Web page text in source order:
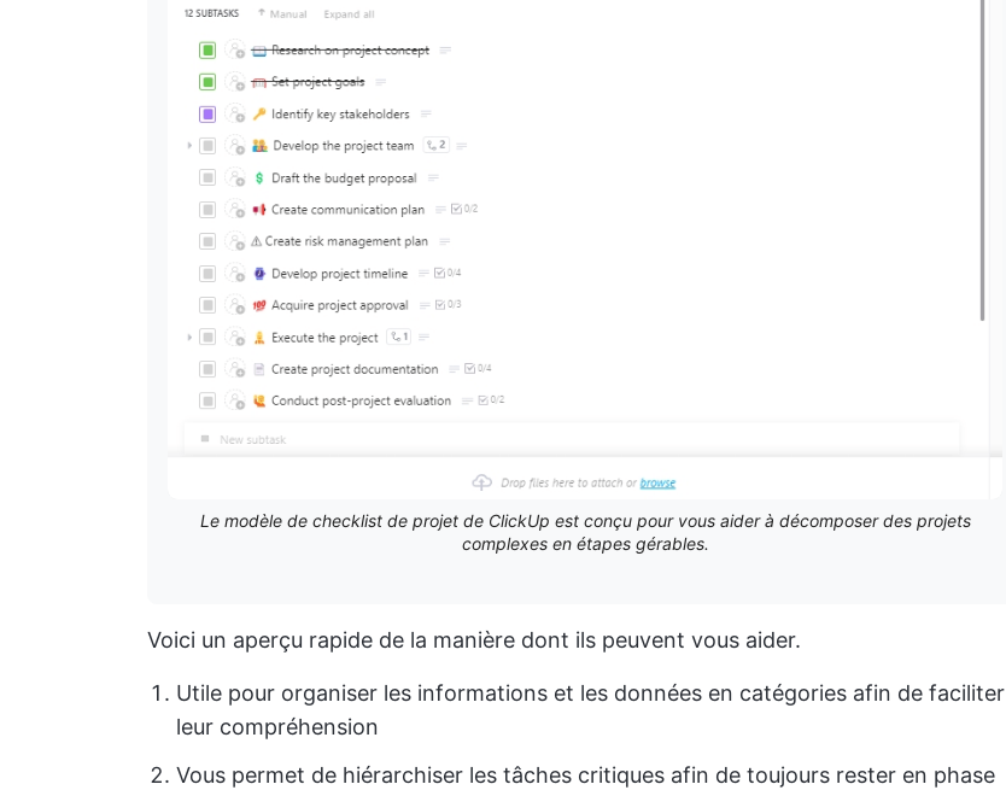
Le modèle de checklist de projet de ClickUp est conçu pour vous aider à décomposer des projets
complexes en étapes gérables.
Voici un aperçu rapide de la manière dont ils peuvent vous aider.
Utile pour organiser les informations et les données en catégories afin de faciliter
leur compréhension
Vous permet de hiérarchiser les tâches critiques afin de toujours rester en phase